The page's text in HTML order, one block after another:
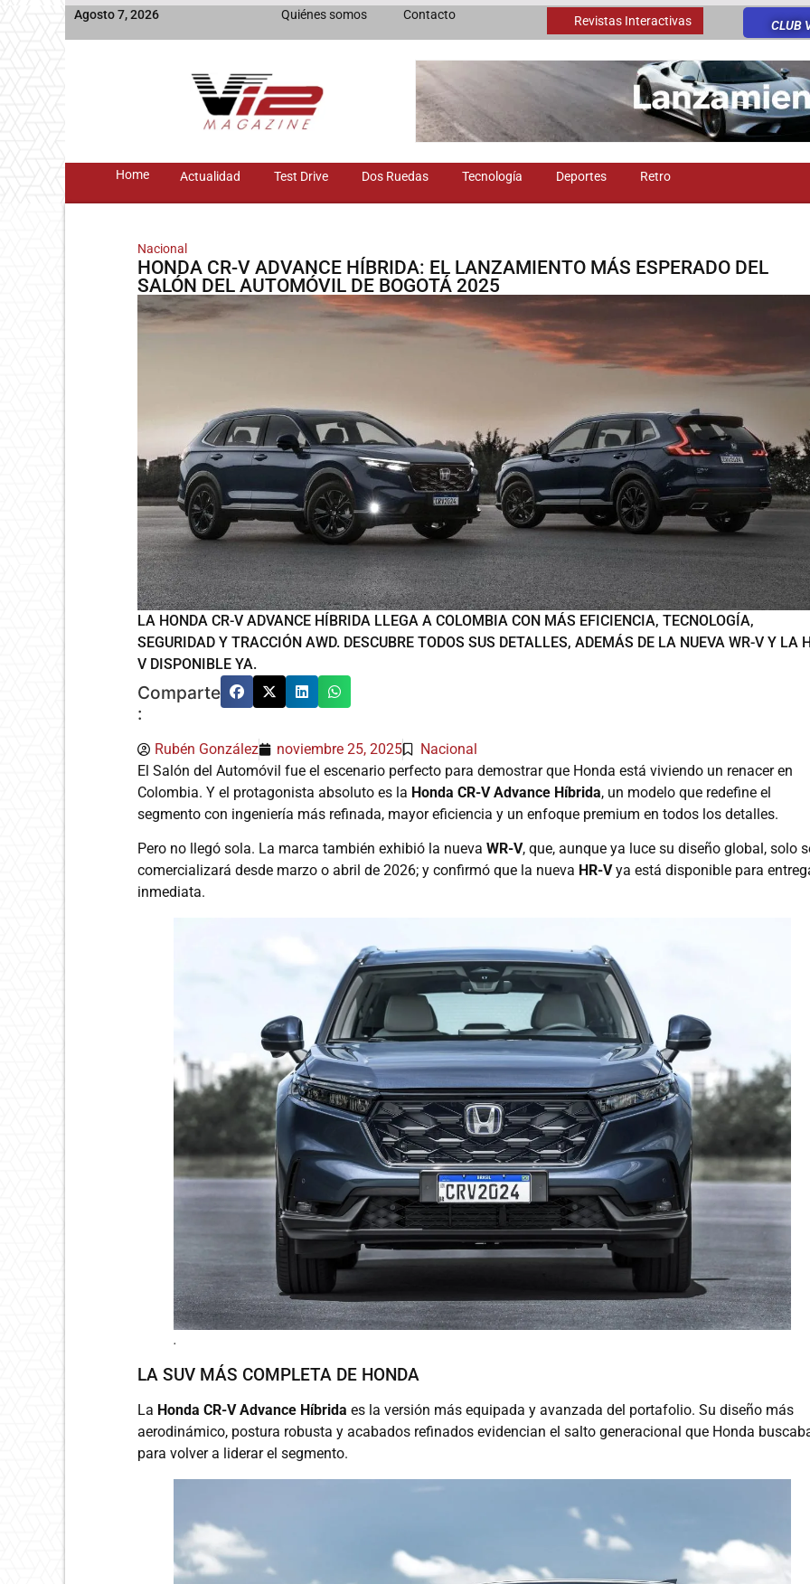
Agosto 7, 2026 Quiénes somos Contacto Revistas Interactivas CLUB
Home Actualidad Test Drive Dos Ruedas Tecnología Deportes Retro
Nacional
HONDA CR-V ADVANCE HÍBRIDA: EL LANZAMIENTO MÁS ESPERADO DEL
SALÓN DEL AUTOMÓVIL DE BOGOTÁ 2025
LA HONDA CR-V ADVANCE HÍBRIDA LLEGA A COLOMBIA CON MÁS EFICIENCIA, TECNOLOGÍA,
SEGURIDAD Y TRACCIÓN AWD. DESCUBRE TODOS SUS DETALLES, ADEMÁS DE LA NUEVA WR-V Y LA
V DISPONIBLE YA.
Comparte
:
Rubén González noviembre 25, 2025
Nacional
El Salón del Automóvil fue el escenario perfecto para demostrar que Honda está viviendo un renacer en
Colombia. Y el protagonista absoluto es la Honda CR-V Advance Híbrida, un modelo que redefine el
segmento con ingeniería más refinada, mayor eficiencia y un enfoque premium en todos los detalles.
Pero no llegó sola. La marca también exhibió la nueva WR-V, que, aunque ya luce su diseño global, solo
comercializará desde marzo o abril de 2026; y confirmó que la nueva HR-Vya está disponible para
inmediata.
.
LA SUV MÁS COMPLETA DE HONDA
La Honda CR-V Advance Híbrida es la versión más equipada y avanzada del portafolio. Su diseño más
aerodinámico, postura robusta y acabados refinados evidencian el salto generacional que Honda
para volver a liderar el segmento.